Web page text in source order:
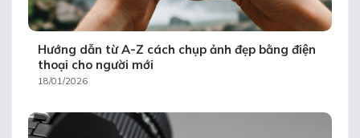
Hướng dẫn từ A-Z cách chụp ảnh đẹp bằng điện
thoại cho người mới
18/01/2026